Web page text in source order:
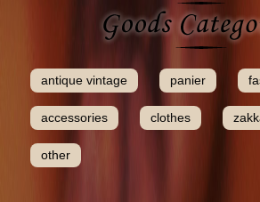
antique vintage panier
accessories clothes
other